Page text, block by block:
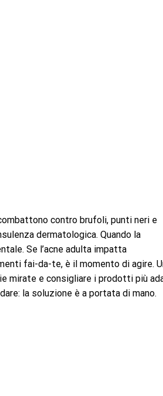
contro brufoli, punti neri e
dermatologica. Quando la
Se l’acne adulta impatta
fai-da-te, è il momento di agire.
mirate e consigliare i prodotti più
la soluzione è a portata di mano.